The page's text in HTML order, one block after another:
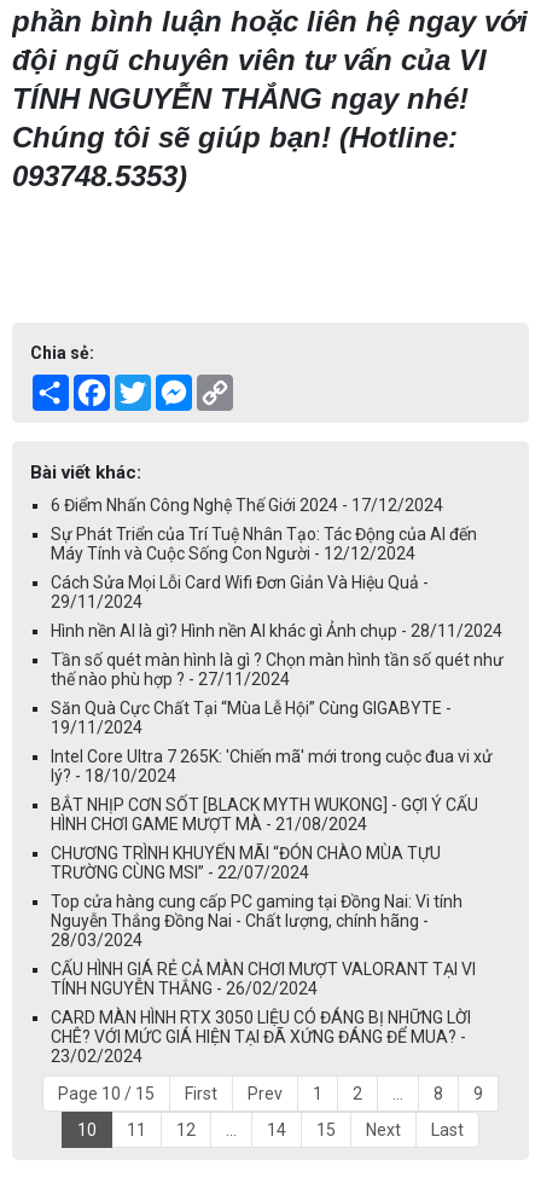
phần bình luận hoặc liên hệ ngay với
đội ngũ chuyên viên tư vấn của VI
TÍNH NGUYỄN THẮNG ngay nhé!
Chúng tôi sẽ giúp bạn! (Hotline:
093748.5353)
Chia sẻ:
Share Facebook
TwitterMessenger
Bài viết khác:
6 Điểm Nhấn Công Nghệ Thế Giới 2024 - 17/12/2024
Sự Phát Triển của Trí Tuệ Nhân Tạo: Tác Động của AI đến
Máy Tính và Cuộc Sống Con Người - 12/12/2024
Cách Sửa Mọi Lỗi Card Wifi Đơn Giản Và Hiệu Quả -
29/11/2024
Hình nền AI là gì? Hình nền AI khác gì Ảnh chụp - 28/11/2024
Tần số quét màn hình là gì ? Chọn màn hình tần số quét như
thế nào phù hợp ? - 27/11/2024
Săn Quà Cực Chất Tại “Mùa Lễ Hội” Cùng GIGABYTE -
19/11/2024
Intel Core Ultra 7 265K: 'Chiến mã' mới trong cuộc đua vi xử
lý? - 18/10/2024
BẮT NHỊP CƠN SỐT [BLACK MYTH WUKONG] - GỢI Ý CẤU
HÌNH CHƠI GAME MƯỢT MÀ - 21/08/2024
CHƯƠNG TRÌNH KHUYẾN MÃI “ĐÓN CHÀO MÙA TỰU
TRƯỜNG CÙNG MSI” - 22/07/2024
Top cửa hàng cung cấp PC gaming tại Đồng Nai: Vi tính
Nguyễn Thắng Đồng Nai - Chất lượng, chính hãng -
28/03/2024
CẤU HÌNH GIÁ RẺ CẢ MÀN CHƠI MƯỢT VALORANT TẠI VI
TÍNH NGUYỄN THẮNG - 26/02/2024
CARD MÀN HÌNH RTX 3050 LIỆU CÓ ĐÁNG BỊ NHỮNG LỜI
CHÊ? VỚI MỨC GIÁ HIỆN TẠI ĐÃ XỨNG ĐÁNG ĐỂ MUA? -
23/02/2024
Page 10 / 15
First Prev 1 2 8
9
10
11 12 14 15 Next Last